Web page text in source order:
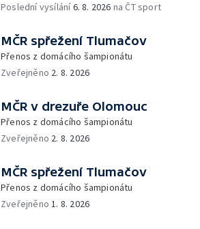
Poslední vysílání6. 8. 2026 na ČT sport
MČR spřežení Tlumačov
Přenos z domácího šampionátu
Zveřejněno 2. 8. 2026
MČR v drezuře Olomouc
Přenos z domácího šampionátu
Zveřejněno 2. 8. 2026
MČR spřežení Tlumačov
Přenos z domácího šampionátu
Zveřejněno1. 8. 2026